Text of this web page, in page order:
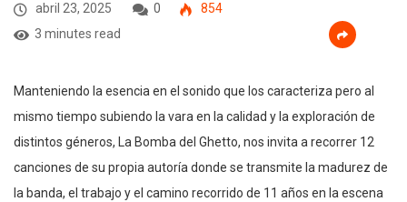
abril 23, 2025 0
854
3 minutes read
Manteniendo la esencia en el sonido que los caracteriza pero al
mismo tiempo subiendo la vara en la calidad y la exploración de
distintos géneros, La Bomba del Ghetto, nos invita a recorrer 12
canciones de su propia autoría donde se transmite la madurez de
la banda, el trabajo y el camino recorrido de 11 años en la escena